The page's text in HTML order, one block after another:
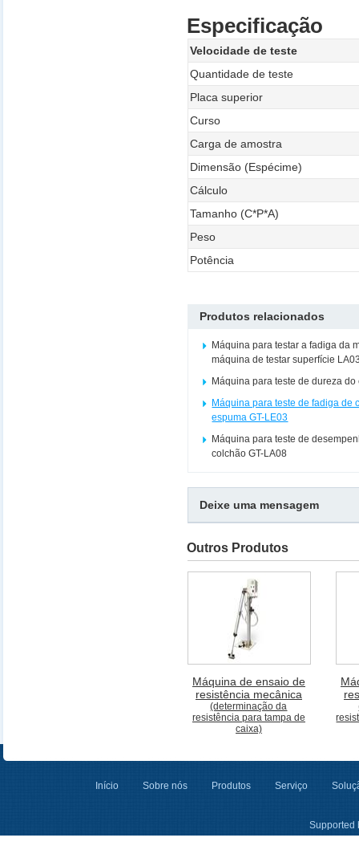
Especificação
Velocidade de teste
Quantidade de teste
Placa superior
Curso
Carga de amostra
Dimensão (Espécime)
Cálculo
Tamanho (C*P*A)
Peso
Potência
Produtos relacionados
Máquina para testar a fadiga da
máquina de testar superfície
Máquina para teste de dureza
Máquina para teste de fadiga de
espuma GT-LE03
Máquina para teste de
colchão GT-LA08
Deixe uma mensagem
Outros Produtos
Máquina de ensaio de
resistência mecânica
(determinação da
resistência para tampa de
caixa)
Início Sobre nós Produtos Serviço
Supported